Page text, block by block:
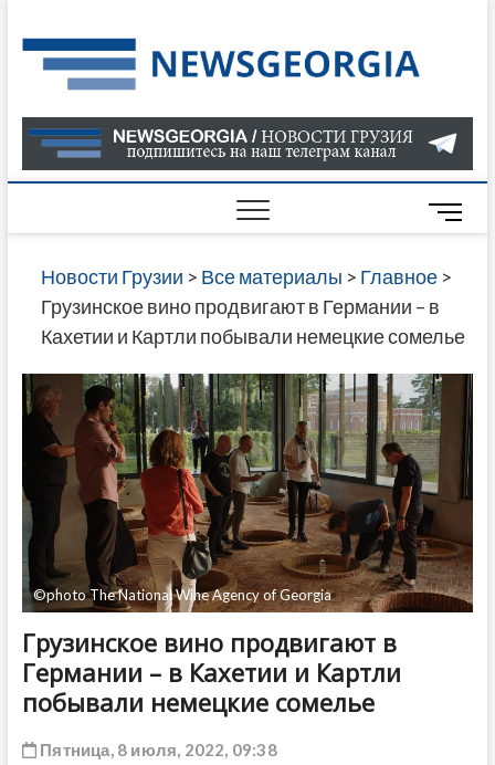
to
content
О
В
ГРУЗИИ
САЙТЕ
M
e
n
u
B
t
t
o
n
Новости Грузии > Все материалы > Главное>
Грузинское вино продвигают в Германии – в
Кахетии и Картли побывали немецкие сомелье
©photo The National Wine Agency of Georgia
Грузинское вино продвигают в
Германии – в Кахетии и Картли
побывали немецкие сомелье
Пятница, 8 июля, 2022, 09:38